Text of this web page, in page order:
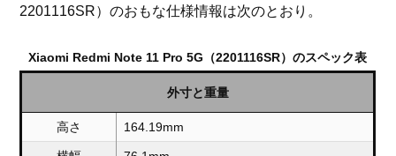
2201116SR）のおもな仕様情報は次のとおり。
Xiaomi Redmi Note 11 Pro 5G（2201116SR）のスペック表
外寸と重量
高さ 164.19mm